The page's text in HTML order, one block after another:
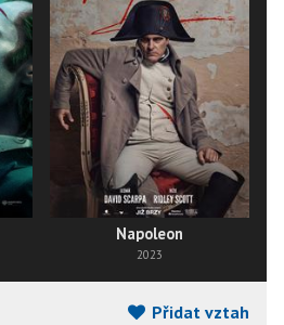
Napoleon
2023
Přidat vztah